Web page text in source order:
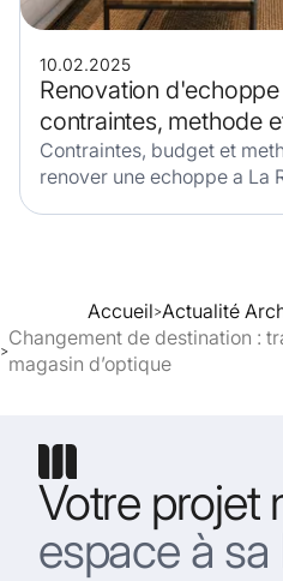
10.02.2025
Renovation
contraintes, methode
Contraintes, budget et
renover une echoppe a La
Accueil>Actualité
>
Changement de destination :
magasin d’optique
Votre projet
espace à